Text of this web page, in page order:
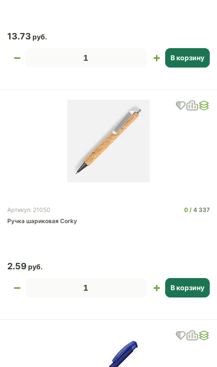
13.73
В корзину
Артикул: 21050 0
4 337
Ручка шариковая Corky
2.59
В корзину